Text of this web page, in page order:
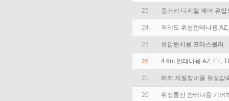
25 원거리 디지털 제어 유
24 저궤도 위성안테나용
23 유압윈치용 프레스롤러
22 4.6m 안테나용 AZ, EL,
21 해저 지질장비용 유성감
20 위성통신 안테나용 기어